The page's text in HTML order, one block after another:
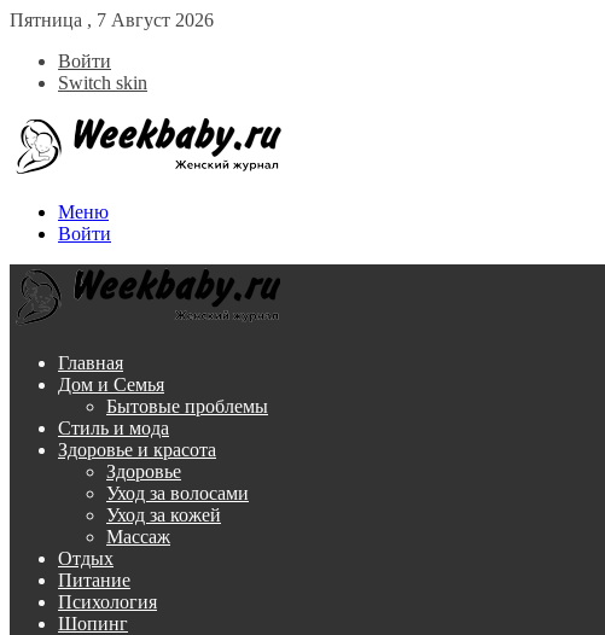
Пятница , 7 Август 2026
Войти
Switch skin
Меню
Войти
Главная
Дом и Семья
Бытовые проблемы
Стиль и мода
Здоровье и красота
Здоровье
Уход за волосами
Уход за кожей
Массаж
Отдых
Питание
Психология
Шопинг